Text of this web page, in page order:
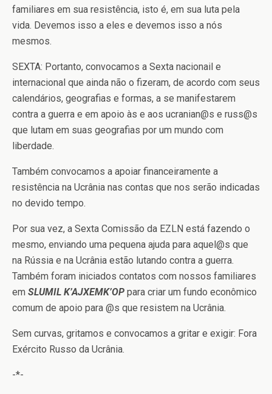
familiares em sua resistência, isto é, em sua luta pela
vida. Devemos isso a eles e devemos isso a nós
mesmos.
SEXTA: Portanto, convocamos a Sexta nacionail e
internacional que ainda não o fizeram, de acordo com seus
calendários, geografias e formas, a se manifestarem
contra a guerra e em apoio às e aos ucranian@s e russ@s
que lutam em suas geografias por um mundo com
liberdade.
Também convocamos a apoiar financeiramente a
resistência na Ucrânia nas contas que nos serão indicadas
no devido tempo.
Por sua vez, a Sexta Comissão da EZLN está fazendo o
mesmo, enviando uma pequena ajuda para aquel@s que
na Rússia e na Ucrânia estão lutando contra a guerra.
Também foram iniciados contatos com nossos familiares
em SLUMIL K’AJXEMK’OP para criar um fundo econômico
comum de apoio para @s que resistem na Ucrânia.
Sem curvas, gritamos e convocamos a gritar e exigir: Fora
Exército Russo da Ucrânia.
-*-